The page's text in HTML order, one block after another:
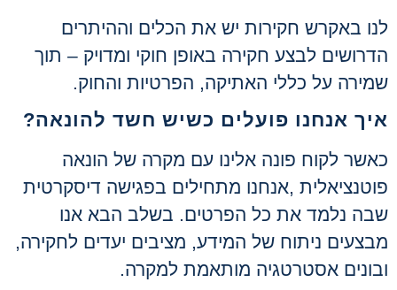
לנו באקרש חקירות יש את הכלים וההיתרים
הדרושים לבצע חקירה באופן חוקי ומדויק – תוך
שמירה על כללי האתיקה, הפרטיות והחוק.
איך אנחנו פועלים כשיש חשד להונאה?
כאשר לקוח פונה אלינו עם מקרה של הונאה
פוטנציאלית,אנחנו מתחילים בפגישה דיסקרטית
שבה נלמד את כל הפרטים. בשלב הבא אנו
מבצעים ניתוח של המידע, מציבים יעדים לחקירה,
ובונים אסטרטגיה מותאמת למקרה.